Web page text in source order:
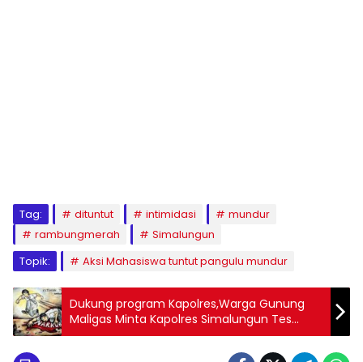
Tag: dituntut intimidasi
mundur
rambungmerah
Simalungun
Topik:
Aksi Mahasiswa tuntut pangulu mundur
Dukung program Kapolres,Warga Gunung
Maligas Minta Kapolres Simalungun Tes
Urine Personil Polsek Bangun